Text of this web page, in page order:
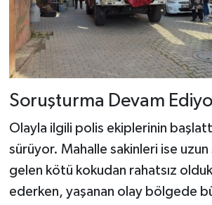
Soruşturma Devam
Olayla ilgili polis ekiplerinin
sürüyor. Mahalle sakinleri ise
gelen kötü kokudan rahatsız
ederken, yaşanan olay bölgede